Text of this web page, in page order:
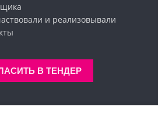
и реализовывали
В ТЕНДЕР